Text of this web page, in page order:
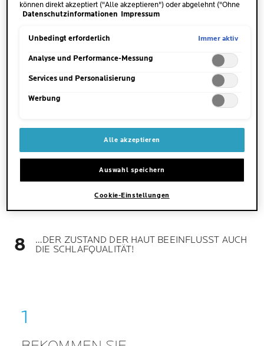
HAUPTURSACHEN FÜR SCHLAFMANGEL
LEIDEN
DIE AUSWIRKUNGEN VON SCHLAFVERLUST
AUF DIE PHYSISCHE UND MENTALE
5 TIPPS FÜR GUTEN SCHLAF
SCHLAF WIRKT SICH AUF DIE HAUTQUALITÄT
…DER ZUSTAND DER HAUT BEEINFLUSST AUCH
DIE SCHLAFQUALITÄT!
können direkt akzeptiert ("Alle akzeptieren") oder abgelehnt ("Ohne
Einwilligung fortfahren") werden. Individuelle Anpassungen der
speichern"). Die Auswahl kann jederzeit unter dem Link "Cookie-
unsere Datenschutzinformationen.
Datenschutzinformationen Impressum
Unbedingt erforderlich Immer aktiv
Analyse und Performance-Messung
Services und Personalisierung
Werbung
Alle akzeptieren
Auswahl speichern
Cookie-Einstellungen